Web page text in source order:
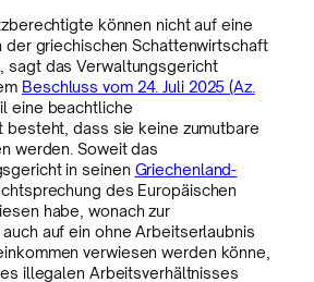
können nicht auf eine
der griechischen Schattenwirtschaft
sagt das Verwaltungsgericht
Beschluss vom 24. Juli 2025 (Az.
eine beachtliche
besteht, dass sie keine zumutbare
werden. Soweit das
in seinen Griechenland-
des Europäischen
habe, wonach zur
auf ein ohne Arbeitserlaubnis
verwiesen werden könne,
illegalen Arbeitsverhältnisses